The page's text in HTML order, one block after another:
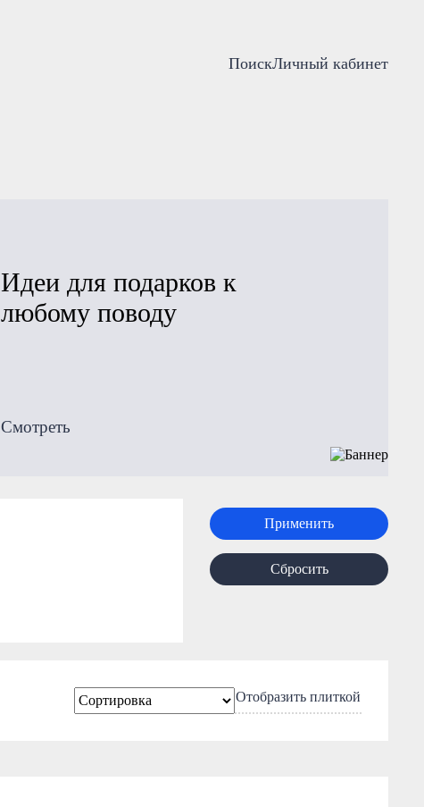
ПоискЛичный кабинет
Идеи для подарков к
любому поводу
Смотреть
Применить
Сбросить
Отобразить плиткой